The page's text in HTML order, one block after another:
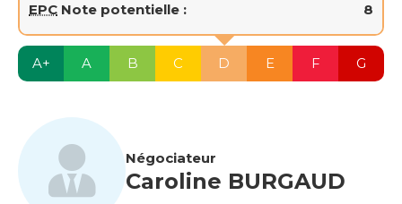
EPC Note potentielle : 8
A+ A B C D E F G
Négociateur
Caroline BURGAUD